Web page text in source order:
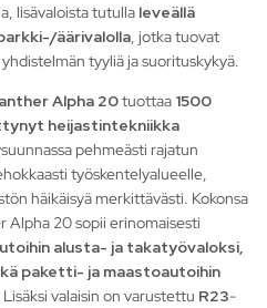
lisävaloista tutulla leveällä
äärivalolla, jotka tuovat
tyyliä ja suorituskykyä.
Alpha 20tuottaa 1500
heijastintekniikka
pehmeästi rajatun
työskentelyalueelle,
häikäisyä merkittävästi. Kokonsa
Alpha 20 sopii erinomaisesti
alusta- ja takatyövaloksi,
paketti- ja maastoautoihin
valaisin on varustettu R23-